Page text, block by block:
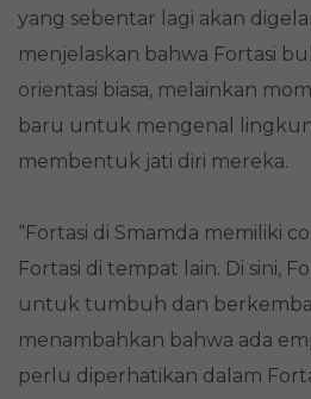
yang sebentar lagi akan
menjelaskan bahwa Fortasi
orientasi biasa, melainkan
baru untuk mengenal
membentuk jati diri mereka.
“Fortasi di Smamda memiliki
Fortasi di tempat lain. Di sini,
untuk tumbuh dan
menambahkan bahwa ada
perlu diperhatikan dalam